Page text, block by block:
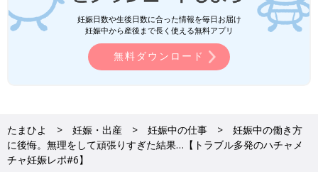
妊娠日数や生後日数に合った情報を毎日お届け
妊娠中から産後まで長く使える無料アプリ
無料ダウンロード
たまひよ 妊娠・出産 妊娠中の仕事
妊娠中の働き方
に後悔。無理をして頑張りすぎた結果…【トラブル多発のハチャメ
チャ妊娠レポ#6】